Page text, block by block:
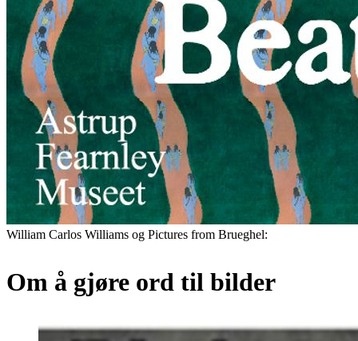
William Carlos Williams og Pictures from Brueghel:
Om å gjøre ord til bilder